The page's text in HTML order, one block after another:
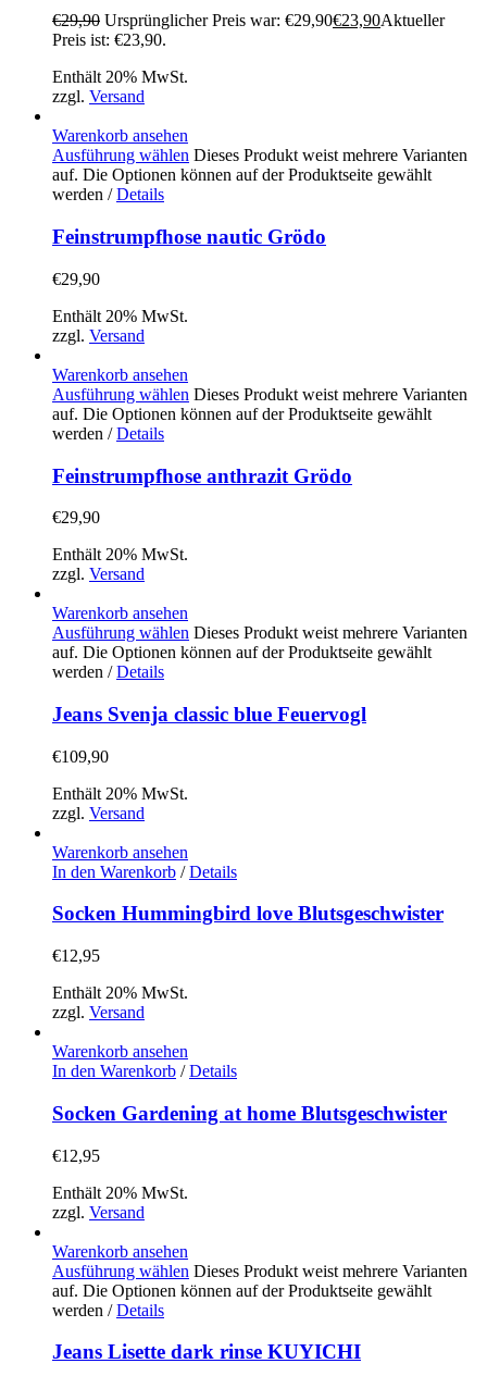
€29,90 Ursprünglicher Preis war: €29,90€23,90Aktueller
Preis ist: €23,90.
Enthält 20% MwSt.
zzgl. Versand
Warenkorb ansehen
Ausführung wählen Dieses Produkt weist mehrere Varianten
auf. Die Optionen können auf der Produktseite gewählt
werden / Details
Feinstrumpfhose nautic Grödo
€29,90
Enthält 20% MwSt.
zzgl. Versand
Warenkorb ansehen
Ausführung wählen Dieses Produkt weist mehrere Varianten
auf. Die Optionen können auf der Produktseite gewählt
werden / Details
Feinstrumpfhose anthrazit Grödo
€29,90
Enthält 20% MwSt.
zzgl. Versand
Warenkorb ansehen
Ausführung wählen Dieses Produkt weist mehrere Varianten
auf. Die Optionen können auf der Produktseite gewählt
werden / Details
Jeans Svenja classic blue Feuervogl
€109,90
Enthält 20% MwSt.
zzgl. Versand
Warenkorb ansehen
In den Warenkorb / Details
Socken Hummingbird love Blutsgeschwister
€12,95
Enthält 20% MwSt.
zzgl. Versand
Warenkorb ansehen
In den Warenkorb / Details
Socken Gardening at home Blutsgeschwister
€12,95
Enthält 20% MwSt.
zzgl. Versand
Warenkorb ansehen
Ausführung wählen Dieses Produkt weist mehrere Varianten
auf. Die Optionen können auf der Produktseite gewählt
werden / Details
Jeans Lisette dark rinse KUYICHI